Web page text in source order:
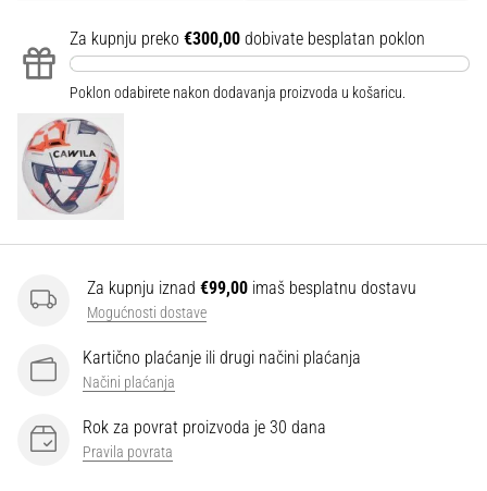
Za kupnju preko €300,00 dobivate besplatan poklon
Poklon odabirete nakon dodavanja proizvoda u košaricu.
Za kupnju iznad €99,00 imaš besplatnu dostavu
Mogućnosti dostave
Kartično plaćanje ili drugi načini plaćanja
Načini plaćanja
Rok za povrat proizvoda je 30 dana
Pravila povrata